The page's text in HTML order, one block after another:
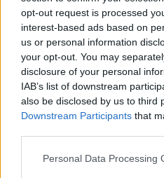
opt-out request is processed
interest-based ads based on
us or personal information
your opt-out. You may
disclosure of your personal
IAB’s list of downstream
also be disclosed by us to third
Downstream Participants that
Personal Data Processing
8 Αυγούστου
ΔΙΆΦΟΡΑ
Κίσαμος: «Η
ξεχωριστή
παράσταση
8 Αυγούστου
Ζωιδάκη στα